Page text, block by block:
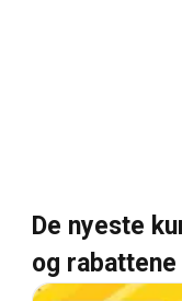
De nyeste
og rabattene